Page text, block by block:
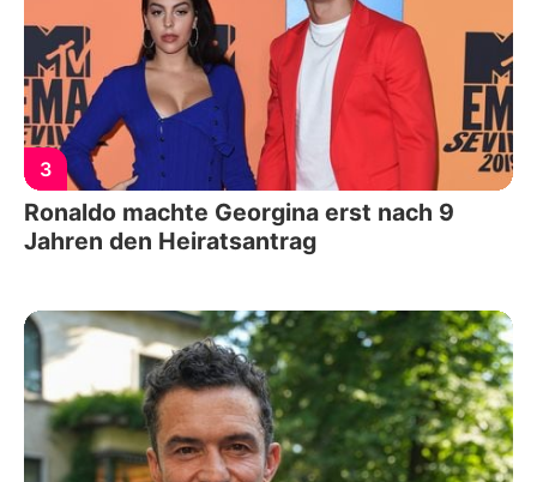
3
Ronaldo machte Georgina erst nach 9
Jahren den Heiratsantrag